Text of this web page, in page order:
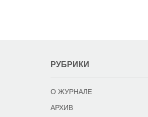
РУБРИКИ
О ЖУРНАЛЕ
АРХИВ